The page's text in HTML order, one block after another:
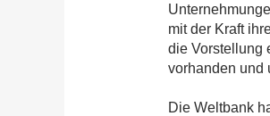
mit der Kraft
die Vorstellung
vorhanden und
Die Weltbank